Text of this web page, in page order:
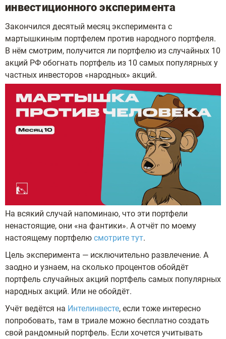
инвестиционного эксперимента
Закончился десятый месяц эксперимента с
мартышкиным портфелем против народного портфеля.
В нём смотрим, получится ли портфелю из случайных 10
акций РФ обогнать портфель из 10 самых популярных у
частных инвесторов «народных» акций.
На всякий случай напоминаю, что эти портфели
ненастоящие, они «на фантики». А отчёт по моему
настоящему портфелю смотрите тут.
Цель эксперимента — исключительно развлечение. А
заодно и узнаем, на сколько процентов обойдёт
портфель случайных акций портфель самых популярных
народных акций. Или не обойдёт.
Учёт ведётся на Интелинвесте, если тоже интересно
попробовать, там в триале можно бесплатно создать
свой рандомный портфель. Если хочется учитывать